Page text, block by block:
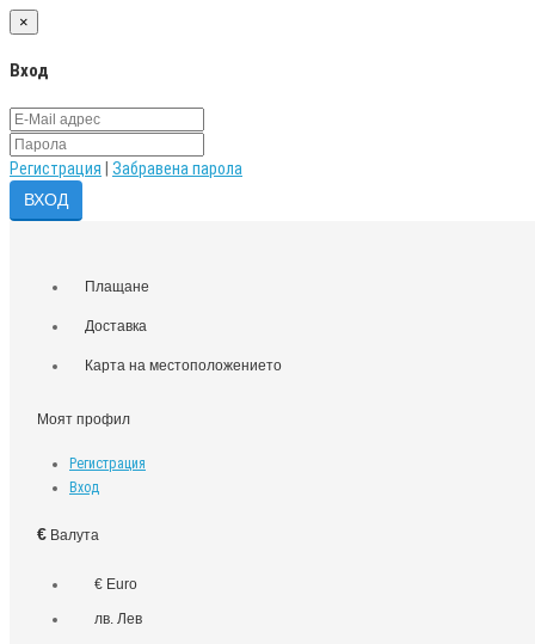
×
Вход
Регистрация Забравена парола
Плащане
Доставка
Карта на местоположението
Моят профил
Регистрация
Вход
€ Валута
€ Euro
лв. Лев